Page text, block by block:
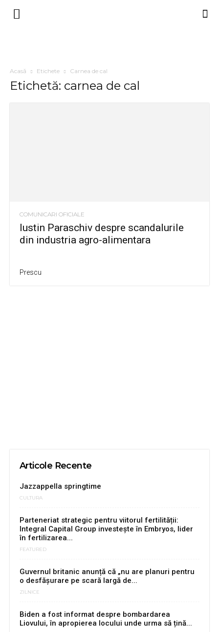
Acasă Etichete Carnea de cal
Etichetă: carnea de cal
COMUNICARI OFICIALE
Iustin Paraschiv despre scandalurile
din industria agro-alimentara
Prescu
Articole Recente
Jazzappella springtime
CULTURA
Parteneriat strategic pentru viitorul fertilității:
Integral Capital Group investește în Embryos, lider
în fertilizarea...
FEATURED
Guvernul britanic anunță că „nu are planuri pentru
o desfășurare pe scară largă de...
ZILNICE
Biden a fost informat despre bombardarea
Liovului, în apropierea locului unde urma să țină...